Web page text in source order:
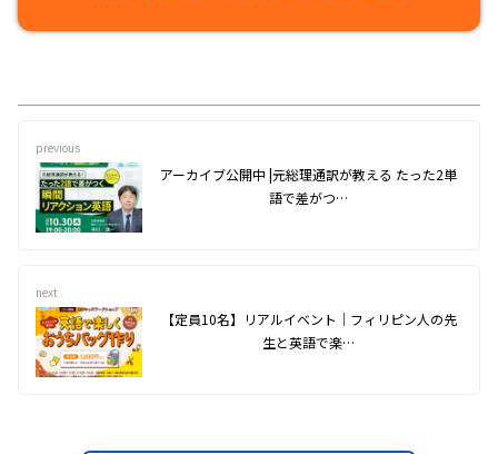
previous
アーカイブ公開中 |元総理通訳が教える たった2単
語で差がつ…
next
【定員10名】リアルイベント｜フィリピン人の先
生と英語で楽…